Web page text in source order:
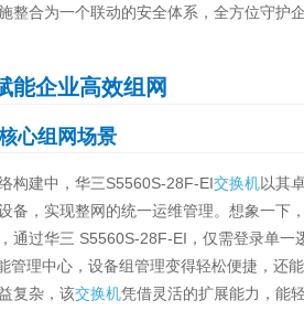
整合为一个联动的安全体系，全方位守护
能企业高效组网
心组网场景
构建中，华三S5560S-28F-EI交换机以其
备，实现整网的统一运维管理。想象一下
通过华三 S5560S-28F-EI，仅需登录单一
管理中心，设备组管理变得轻松便捷，还
复杂，该交换机凭借灵活的扩展能力，能